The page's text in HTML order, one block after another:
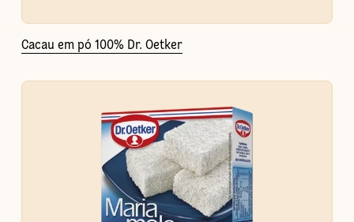
Cacau em pó 100% Dr. Oetker